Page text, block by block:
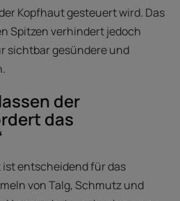
Kopfhaut gesteuert wird. Das
Spitzen verhindert jedoch
sichtbar gesündere und
der
das
entscheidend für das
von Talg, Schmutz und